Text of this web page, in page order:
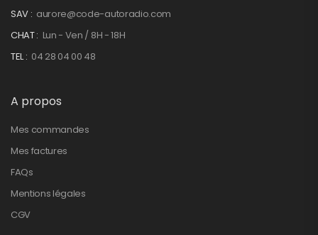
SAV : aurore@code-autoradio.com
CHAT : Lun - Ven / 8H - 18H
TEL : 04 28 04 00 48
A propos
Mes commandes
Mes factures
FAQs
Mentions légales
CGV